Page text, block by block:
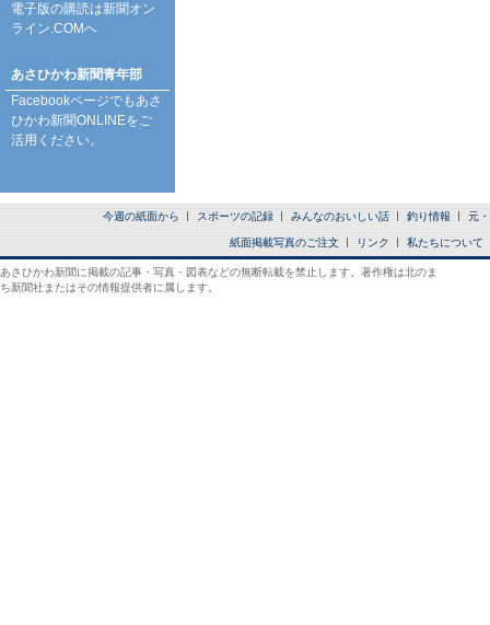
電子版の購読は新聞オン
ライン.COMへ
あさひかわ新聞青年部
Facebookページでもあさ
ひかわ新聞ONLINEをご
活用ください。
今週の紙面から スポーツの記録 みんなのおいしい話 釣り情報 元
紙面掲載写真のご注文 リンク 私たちについて
あさひかわ新聞に掲載の記事・写真・図表などの無断転載を禁止します。著作権は北のま
ち新聞社またはその情報提供者に属します。